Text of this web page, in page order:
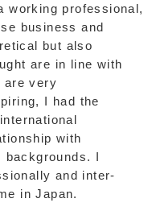
working professional,
business and
but also
are in line with
are very
I had the
with
backgrounds. I
and inter-
in Japan.